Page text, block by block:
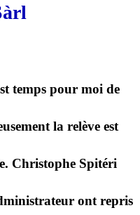
temps pour moi de
la relève est
Christophe Spitéri
ont repris